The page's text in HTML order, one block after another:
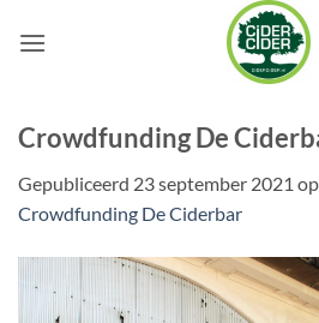
naar
Crowdfunding De
Gepubliceerd 23 september 2021 op
Crowdfunding De Ciderbar